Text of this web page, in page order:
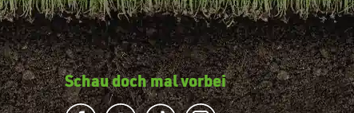
Schau doch mal vorbei